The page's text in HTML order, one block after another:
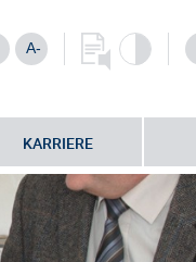
A-
KARRIERE